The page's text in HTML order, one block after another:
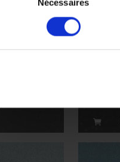
consentement
Nécessaires